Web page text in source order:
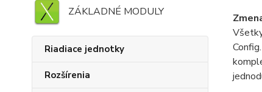
ZÁKLADNÉ MODULY
Riadiace jednotky
Rozšírenia